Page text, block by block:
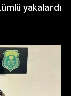
yakalandı